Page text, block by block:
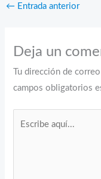
← Entrada anterior
Deja un
Tu dirección de
campos obligatorios